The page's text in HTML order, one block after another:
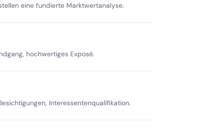
eine fundierte Marktwertanalyse.
hochwertiges Exposé.
Interessentenqualifikation.